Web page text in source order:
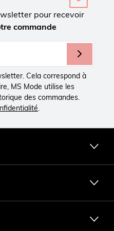
pour recevoir
commande
Cela correspond à
MS Mode utilise les
des commandes.
.